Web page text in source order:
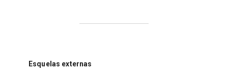
Esquelas externas